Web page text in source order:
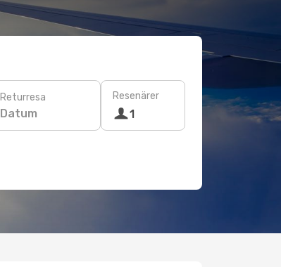
Returresa
Datum
Resenärer
1